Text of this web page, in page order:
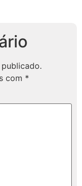
com *